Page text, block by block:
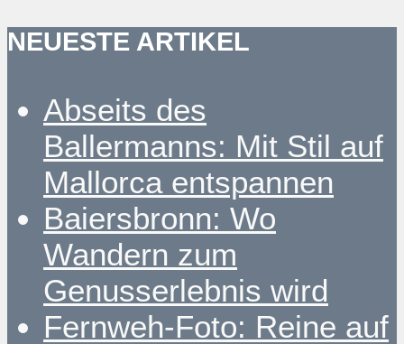
NEUESTE ARTIKEL
Abseits des
Ballermanns: Mit Stil auf
Mallorca entspannen
Baiersbronn: Wo
Wandern zum
Genusserlebnis wird
Fernweh-Foto: Reine auf